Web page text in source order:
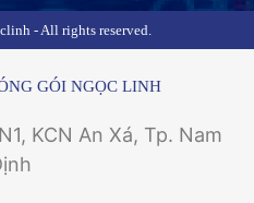
- All rights reserved.
GÓI NGỌC LINH
KCN An Xá, Tp. Nam